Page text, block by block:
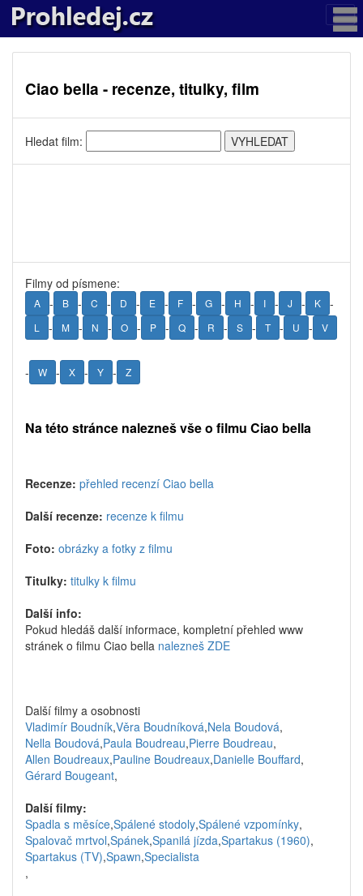
Ciao bella - recenze, titulky, film
Hledat film:
Filmy od písmene:
A - B - C - D - E - F - G - H - I - J - K -
L - M - N - O - P - Q - R - S - T - U - V
- W - X - Y - Z
Na této stránce nalezneš vše o filmu Ciao bella
Recenze: přehled recenzí Ciao bella
Další recenze: recenze k filmu
Foto: obrázky a fotky z filmu
Titulky: titulky k filmu
Další info:
Pokud hledáš další informace, kompletní přehled www
stránek o filmu Ciao bella nalezneš ZDE
Další filmy a osobnosti
Vladimír Boudník,Věra Boudníková,Nela Boudová,
Nella Boudová,Paula Boudreau,Pierre Boudreau,
Allen Boudreaux,Pauline Boudreaux,Danielle Bouffard,
Gérard Bougeant,
Další filmy:
Spadla s měsíce,Spálené stodoly,Spálené vzpomínky,
Spalovač mrtvol,Spánek,Spanilá jízda,Spartakus (1960),
Spartakus (TV),Spawn,Specialista
,